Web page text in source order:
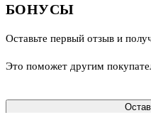
БОНУСЫ
Оставьте первый отзыв и
Это поможет другим